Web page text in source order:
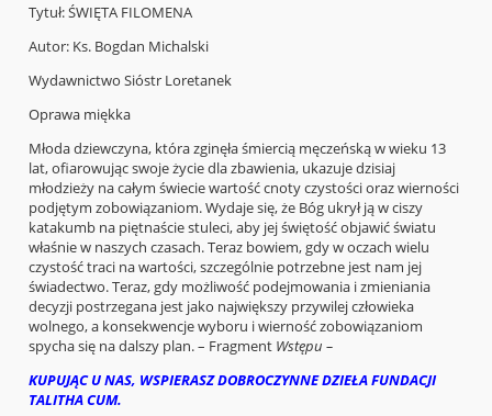
Tytuł: ŚWIĘTA FILOMENA
Autor: Ks. Bogdan Michalski
Wydawnictwo Sióstr Loretanek
Oprawa miękka
Młoda dziewczyna, która zginęła śmiercią męczeńską w wieku 13
lat, ofiarowując swoje życie dla zbawienia, ukazuje dzisiaj
młodzieży na całym świecie wartość cnoty czystości oraz wierności
podjętym zobowiązaniom. Wydaje się, że Bóg ukrył ją w ciszy
katakumb na piętnaście stuleci, aby jej świętość objawić światu
właśnie w naszych czasach. Teraz bowiem, gdy w oczach wielu
czystość traci na wartości, szczególnie potrzebne jest nam jej
świadectwo. Teraz, gdy możliwość podejmowania i zmieniania
decyzji postrzegana jest jako największy przywilej człowieka
wolnego, a konsekwencje wyboru i wierność zobowiązaniom
spycha się na dalszy plan. – Fragment Wstępu –
KUPUJĄC U NAS, WSPIERASZ DOBROCZYNNE DZIEŁA FUNDACJI
TALITHA CUM.